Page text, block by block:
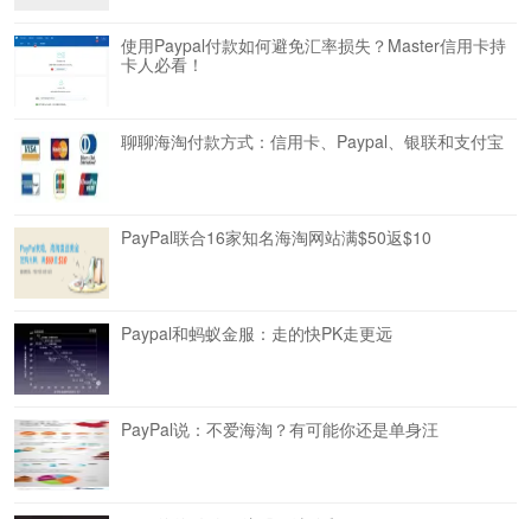
使用Paypal付款如何避免汇率损失？Master信用卡持
卡人必看！
聊聊海淘付款方式：信用卡、Paypal、银联和支付宝
PayPal联合16家知名海淘网站满$50返$10
Paypal和蚂蚁金服：走的快PK走更远
PayPal说：不爱海淘？有可能你还是单身汪